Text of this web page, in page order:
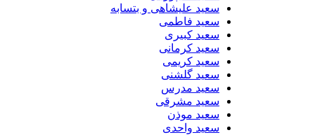
سعید علیشاهی و بتسابه
سعید فاطمی
سعید کبیری
سعید کرمانی
سعید کریمی
سعید گلشنی
سعید مدرس
سعید مشرقی
سعید موذن
سعید واحدی